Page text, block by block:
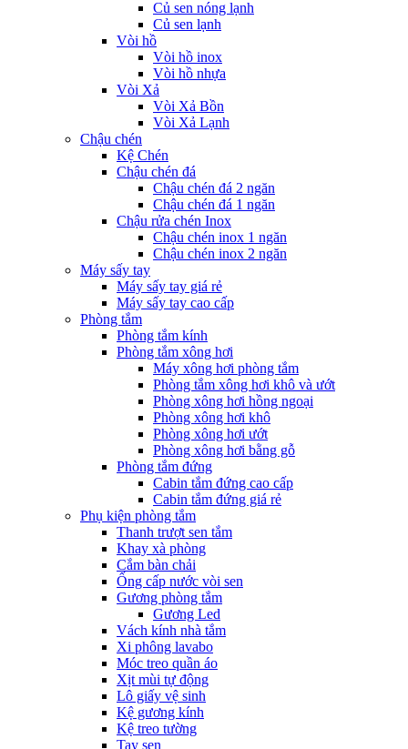
Củ sen nóng lạnh
Củ sen lạnh
Vòi hồ
Vòi hồ inox
Vòi hồ nhựa
Vòi Xả
Vòi Xả Bồn
Vòi Xả Lạnh
Chậu chén
Kệ Chén
Chậu chén đá
Chậu chén đá 2 ngăn
Chậu chén đá 1 ngăn
Chậu rửa chén Inox
Chậu chén inox 1 ngăn
Chậu chén inox 2 ngăn
Máy sấy tay
Máy sấy tay giá rẻ
Máy sấy tay cao cấp
Phòng tắm
Phòng tắm kính
Phòng tắm xông hơi
Máy xông hơi phòng tắm
Phòng tắm xông hơi khô và ướt
Phòng xông hơi hồng ngoại
Phòng xông hơi khô
Phòng xông hơi ướt
Phòng xông hơi bằng gỗ
Phòng tắm đứng
Cabin tắm đứng cao cấp
Cabin tắm đứng giá rẻ
Phụ kiện phòng tắm
Thanh trượt sen tắm
Khay xà phòng
Cắm bàn chải
Ống cấp nước vòi sen
Gương phòng tắm
Gương Led
Vách kính nhà tắm
Xi phông lavabo
Móc treo quần áo
Xịt mùi tự động
Lô giấy vệ sinh
Kệ gương kính
Kệ treo tường
Tay sen